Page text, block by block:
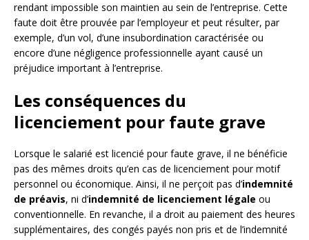
rendant impossible son maintien au sein de l’entreprise. Cette
faute doit être prouvée par l’employeur et peut résulter, par
exemple, d’un vol, d’une insubordination caractérisée ou
encore d’une négligence professionnelle ayant causé un
préjudice important à l’entreprise.
Les conséquences du
licenciement pour faute grave
Lorsque le salarié est licencié pour faute grave, il ne bénéficie
pas des mêmes droits qu’en cas de licenciement pour motif
personnel ou économique. Ainsi, il ne perçoit pas d’indemnité
de préavis, ni d’indemnité de licenciement légale ou
conventionnelle. En revanche, il a droit au paiement des heures
supplémentaires, des congés payés non pris et de l’indemnité